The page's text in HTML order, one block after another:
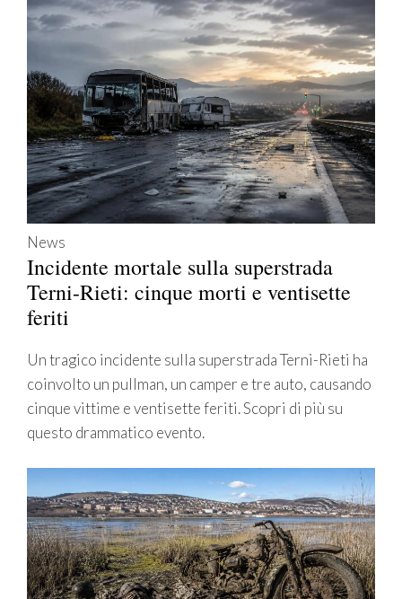
News
Incidente mortale sulla superstrada
Terni-Rieti: cinque morti e ventisette
feriti
Un tragico incidente sulla superstrada Terni-Rieti ha
coinvolto un pullman, un camper e tre auto, causando
cinque vittime e ventisette feriti. Scopri di più su
questo drammatico evento.